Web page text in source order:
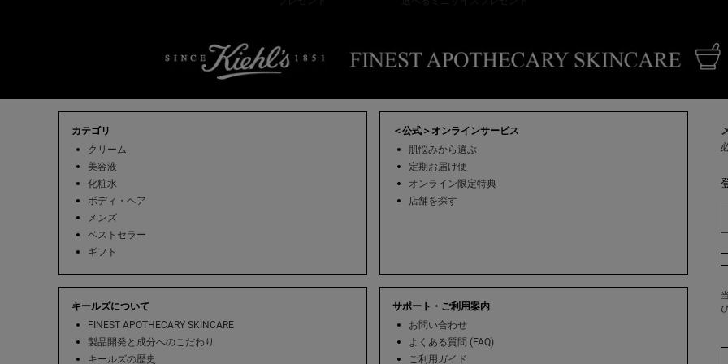
カテゴリ
クリーム
美容液
化粧水
ボディ・ヘア
メンズ
ベストセラー
ギフト
＜公式＞オンラインサービス
肌悩みから選ぶ
定期お届け便
オンライン限定特典
店舗を探す
キールズについて
FINEST APOTHECARY SKINCARE
製品開発と成分へのこだわり
キールズの歴史
サポート・ご利用案内
お問い合わせ
よくある質問 (FAQ)
ご利用ガイド